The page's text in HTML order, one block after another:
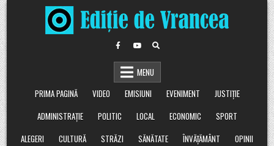
Skip
to
content
MENU
PRIMA PAGINĂ
VIDEO EMISIUNI EVENIMENT
JUSTIȚIE
ADMINISTRAȚIE
POLITIC LOCAL ECONOMIC
SPORT
ALEGERI
CULTURĂ STRĂZI SĂNĂTATE ÎNVĂȚĂMÂNT
OPINII